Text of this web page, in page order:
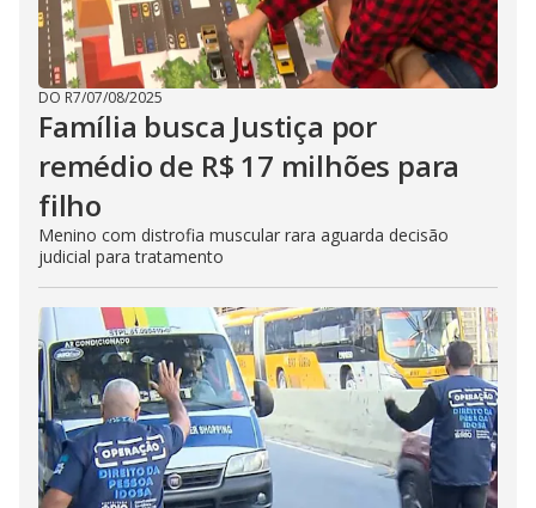
DO R7/07/08/2025
Família busca Justiça por
remédio de R$ 17 milhões para
filho
Menino com distrofia muscular rara aguarda decisão
judicial para tratamento